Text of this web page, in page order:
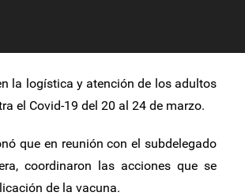
la logística y atención de los adultos
el Covid-19 del 20 al 24 de marzo.
que en reunión con el subdelegado
coordinaron las acciones que se
de la vacuna.